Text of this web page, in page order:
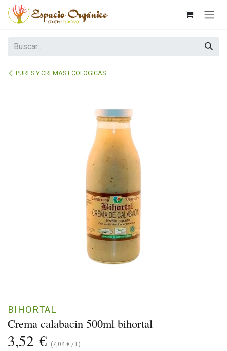
Ir al contenido
PURES Y CREMAS ECOLOGICAS
Crema calabacin 500ml bihortal
BIHORTAL
3,52 € (7,04 € / L )